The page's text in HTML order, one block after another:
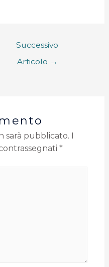
Successivo
Articolo →
sarà pubblicato.
*